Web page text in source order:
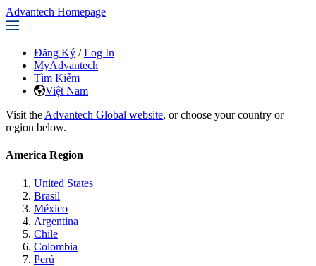
Advantech Homepage
Đăng Ký / Log In
MyAdvantech
Tìm Kiếm
Việt Nam
Visit the Advantech Global website, or choose your country or
region below.
America Region
United States
Brasil
México
Argentina
Chile
Colombia
Perú